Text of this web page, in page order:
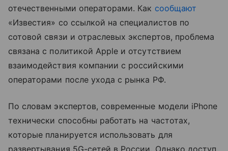
отечественными операторами. Как сообщают
«Известия» со ссылкой на специалистов по
сотовой связи и отраслевых экспертов, проблема
связана с политикой Apple и отсутствием
взаимодействия компании с российскими
операторами после ухода с рынка РФ.
По словам экспертов, современные модели iPhone
технически способны работать на частотах,
которые планируется использовать для